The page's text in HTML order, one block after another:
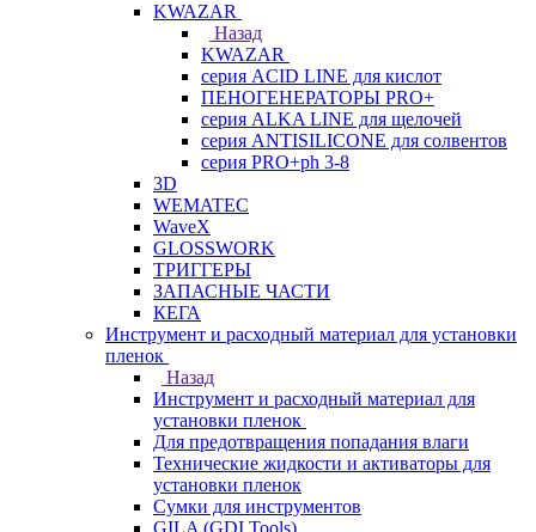
KWAZAR
Назад
KWAZAR
серия ACID LINE для кислот
ПЕНОГЕНЕРАТОРЫ PRO+
серия ALKA LINE для щелочей
серия ANTISILICONE для солвентов
серия PRO+ph 3-8
3D
WEMATEC
WaveX
GLOSSWORK
ТРИГГЕРЫ
ЗАПАСНЫЕ ЧАСТИ
КЕГА
Инструмент и расходный материал для установки
пленок
Назад
Инструмент и расходный материал для
установки пленок
Для предотвращения попадания влаги
Технические жидкости и активаторы для
установки пленок
Сумки для инструментов
GILA (GDI Tools)